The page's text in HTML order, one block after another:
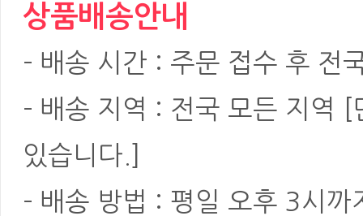
상품배송안내
- 배송 시간 : 주문 접수 후 전
- 배송 지역 : 전국 모든 지역
있습니다.]
- 배송 방법 : 평일 오후 3시까